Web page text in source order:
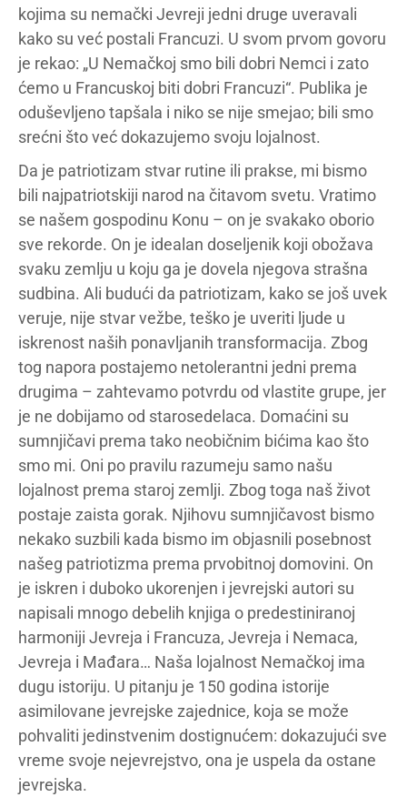
kojima su nemački Jevreji jedni druge uveravali
kako su već postali Francuzi. U svom prvom govoru
je rekao: „U Nemačkoj smo bili dobri Nemci i zato
ćemo u Francuskoj biti dobri Francuzi“. Publika je
oduševljeno tapšala i niko se nije smejao; bili smo
srećni što već dokazujemo svoju lojalnost.
Da je patriotizam stvar rutine ili prakse, mi bismo
bili najpatriotskiji narod na čitavom svetu. Vratimo
se našem gospodinu Konu – on je svakako oborio
sve rekorde. On je idealan doseljenik koji obožava
svaku zemlju u koju ga je dovela njegova strašna
sudbina. Ali budući da patriotizam, kako se još uvek
veruje, nije stvar vežbe, teško je uveriti ljude u
iskrenost naših ponavljanih transformacija. Zbog
tog napora postajemo netolerantni jedni prema
drugima – zahtevamo potvrdu od vlastite grupe, jer
je ne dobijamo od starosedelaca. Domaćini su
sumnjičavi prema tako neobičnim bićima kao što
smo mi. Oni po pravilu razumeju samo našu
lojalnost prema staroj zemlji. Zbog toga naš život
postaje zaista gorak. Njihovu sumnjičavost bismo
nekako suzbili kada bismo im objasnili posebnost
našeg patriotizma prema prvobitnoj domovini. On
je iskren i duboko ukorenjen i jevrejski autori su
napisali mnogo debelih knjiga o predestiniranoj
harmoniji Jevreja i Francuza, Jevreja i Nemaca,
Jevreja i Mađara… Naša lojalnost Nemačkoj ima
dugu istoriju. U pitanju je 150 godina istorije
asimilovane jevrejske zajednice, koja se može
pohvaliti jedinstvenim dostignućem: dokazujući sve
vreme svoje nejevrejstvo, ona je uspela da ostane
jevrejska.